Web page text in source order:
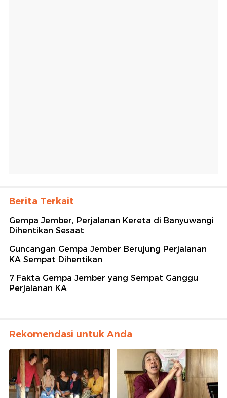
Berita Terkait
Gempa Jember, Perjalanan Kereta di Banyuwangi
Dihentikan Sesaat
Guncangan Gempa Jember Berujung Perjalanan
KA Sempat Dihentikan
7 Fakta Gempa Jember yang Sempat Ganggu
Perjalanan KA
Rekomendasi untuk Anda